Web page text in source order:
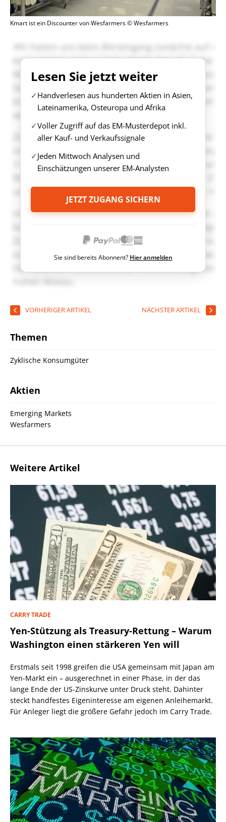
Kmart ist ein Discounter von Wesfarmers © Wesfarmers
Lesen Sie jetzt weiter
Handverlesen aus hunderten Aktien in Asien,
Lateinamerika, Osteuropa und Afrika
Voller Zugriff auf das EM-Musterdepot inkl.
aller Kauf- und Verkaufssignale
Jeden Mittwoch Analysen und
Einschätzungen unserer EM-Analysten
JETZT ZUGANG SICHERN
Sie sind bereits Abonnent? Hier anmelden
VORHERIGER ARTIKEL NÄCHSTER ARTIKEL
Themen
Zyklische Konsumgüter
Aktien
Emerging Markets
Wesfarmers
Weitere Artikel
CARRY TRADE
Yen-Stützung als Treasury-Rettung – Warum
Washington einen stärkeren Yen will
Erstmals seit 1998 greifen die USA gemeinsam mit Japan am
Yen-Markt ein – ausgerechnet in einer Phase, in der das
lange Ende der US-Zinskurve unter Druck steht. Dahinter
steckt handfestes Eigeninteresse am eigenen Anleihemarkt.
Für Anleger liegt die größere Gefahr jedoch im Carry Trade.